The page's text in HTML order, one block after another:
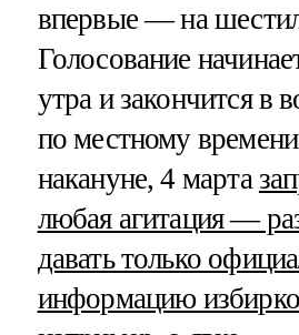
впервые — на
Голосование
утра и закончится в
по местному
накануне, 4 марта
любая агитация —
давать только
информацию